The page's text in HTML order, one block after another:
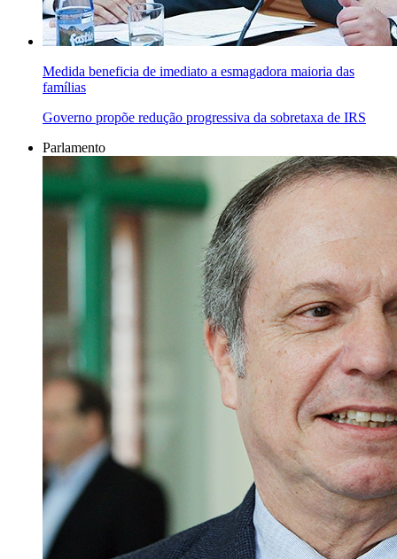
Medida beneficia de imediato a esmagadora maioria das
famílias
Governo propõe redução progressiva da sobretaxa de IRS
Parlamento